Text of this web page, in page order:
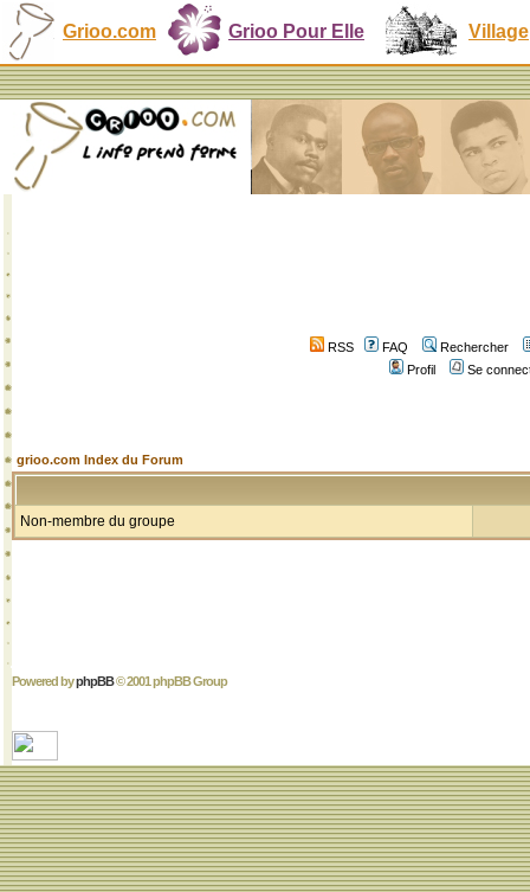
Grioo.com Grioo Pour Elle Village
RSS FAQ
Rechercher
Profil
Se
grioo.com Index du Forum
Non-membre du groupe
Powered byphpBB© 2001 phpBB Group